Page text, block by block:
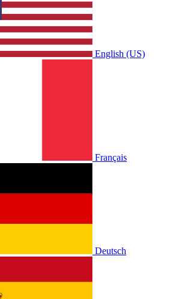
English (US)
Français
Deutsch